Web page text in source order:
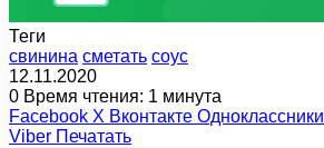
Теги
свинина сметать соус
12.11.2020
0 Время чтения: 1 минута
Facebook X Вконтакте Одноклассники
Viber Печатать